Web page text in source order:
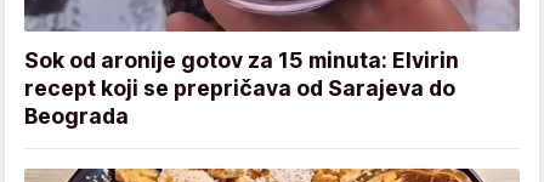
Sok od aronije gotov za 15 minuta: Elvirin
recept koji se prepričava od Sarajeva do
Beograda